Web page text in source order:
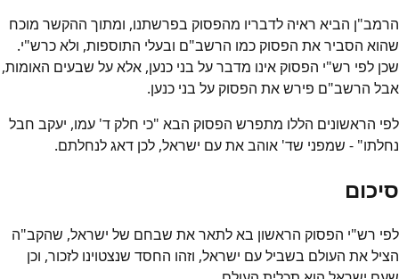
הרמב"ן הביא ראיה לדבריו מהפסוק בפרשתנו, ומתוך ההקשר מוכח
שהוא הסביר את הפסוק כמו הרשב"ם ובעלי התוספות, ולא כרש"י.
שכן לפי רש"י הפסוק אינו מדבר על בני כנען, אלא על שבעים האומות,
אבל הרשב"ם פירש את הפסוק על בני כנען.
לפי הראשונים הללו מתפרש הפסוק הבא "כי חלק ד' עמו, יעקב חבל
נחלתו" - שמפני שד' אוהב את עם ישראל, לכן דאג לנחלתם.
סיכום
לפי רש"י הפסוק הראשון בא לתאר את שבחם של ישראל, שהקב"ה
הציל את העולם בשביל עם ישראל, וזהו החסד שנצטוינו לזכור, וכן